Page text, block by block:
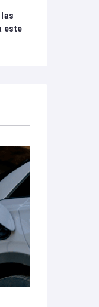
este